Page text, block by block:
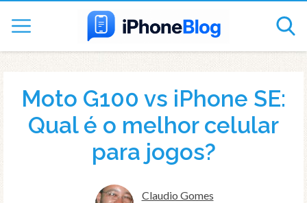
Moto G100 vs iPhone SE:
Qual é o melhor celular
para jogos?
Claudio Gomes